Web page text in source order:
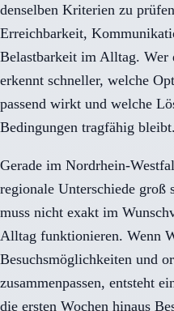
denselben Kriterien zu
Erreichbarkeit,
Belastbarkeit im Alltag. Wer
erkennt schneller, welche
passend wirkt und welche
Bedingungen tragfähig bleibt.
Gerade im Nordrhein-
regionale Unterschiede groß
muss nicht exakt im
Alltag funktionieren. Wenn
Besuchsmöglichkeiten und
zusammenpassen, entsteht
die ersten Wochen hinaus